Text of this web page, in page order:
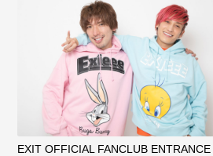
EXIT OFFICIAL FANCLUB ENTRANCE